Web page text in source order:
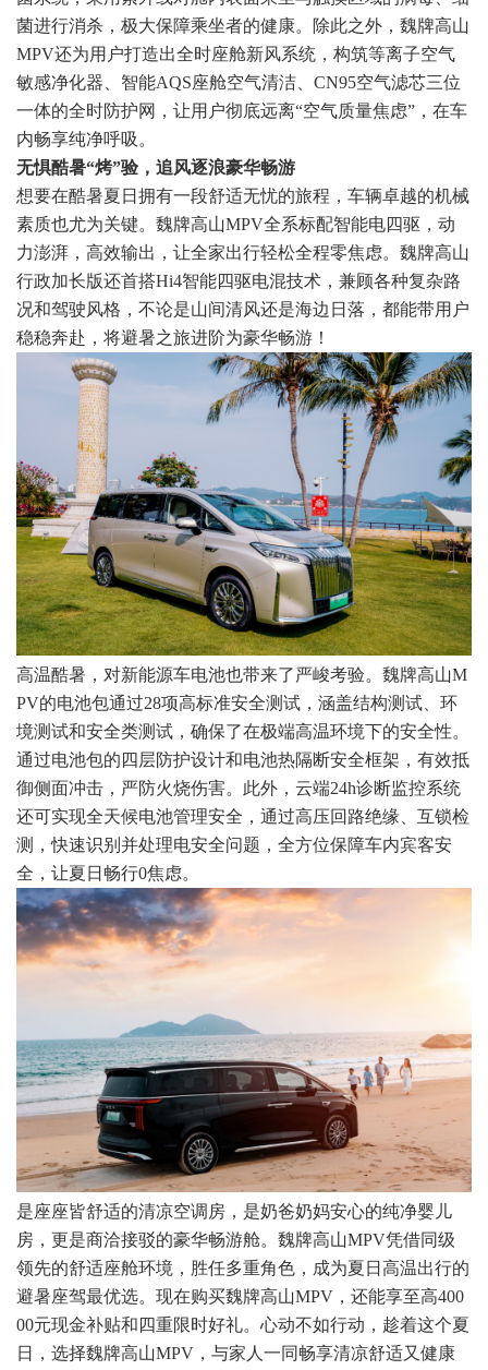
菌进行消杀，极大保障乘坐者的健康。除此之外，魏牌高山
MPV还为用户打造出全时座舱新风系统，构筑等离子空气
敏感净化器、智能AQS座舱空气清洁、CN95空气滤芯三位
一体的全时防护网，让用户彻底远离“空气质量焦虑”，在车
内畅享纯净呼吸。
无惧酷暑“烤”验，追风逐浪豪华畅游
想要在酷暑夏日拥有一段舒适无忧的旅程，车辆卓越的机械
素质也尤为关键。魏牌高山MPV全系标配智能电四驱，动
力澎湃，高效输出，让全家出行轻松全程零焦虑。魏牌高山
行政加长版还首搭Hi4智能四驱电混技术，兼顾各种复杂路
况和驾驶风格，不论是山间清风还是海边日落，都能带用户
稳稳奔赴，将避暑之旅进阶为豪华畅游！
高温酷暑，对新能源车电池也带来了严峻考验。魏牌高山M
PV的电池包通过28项高标准安全测试，涵盖结构测试、环
境测试和安全类测试，确保了在极端高温环境下的安全性。
通过电池包的四层防护设计和电池热隔断安全框架，有效抵
御侧面冲击，严防火烧伤害。此外，云端24h诊断监控系统
还可实现全天候电池管理安全，通过高压回路绝缘、互锁检
测，快速识别并处理电安全问题，全方位保障车内宾客安
全，让夏日畅行0焦虑。
是座座皆舒适的清凉空调房，是奶爸奶妈安心的纯净婴儿
房，更是商洽接驳的豪华畅游舱。魏牌高山MPV凭借同级
领先的舒适座舱环境，胜任多重角色，成为夏日高温出行的
避暑座驾最优选。现在购买魏牌高山MPV，还能享至高400
00元现金补贴和四重限时好礼。心动不如行动，趁着这个夏
日，选择魏牌高山MPV，与家人一同畅享清凉舒适又健康